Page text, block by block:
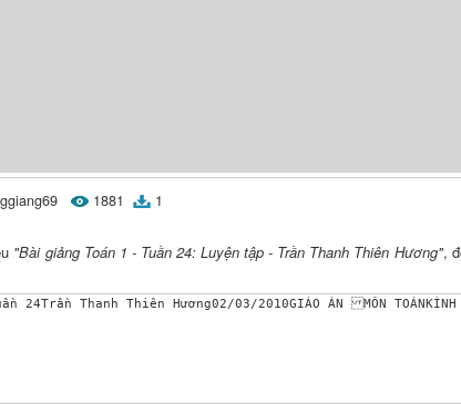
1881 1
"Bài giảng Toán 1 - Tuần 24: Luyện tập - Trần Thanh Thiên Hương",
24Trần Thanh Thiên Hương02/03/2010GIÁO ÁN MÔN